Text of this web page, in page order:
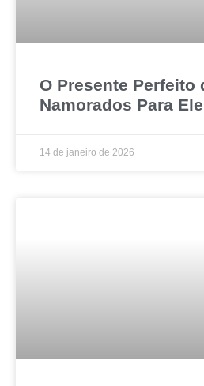
O Presente Perfeito
Namorados Para Ele
14 de janeiro de 2026